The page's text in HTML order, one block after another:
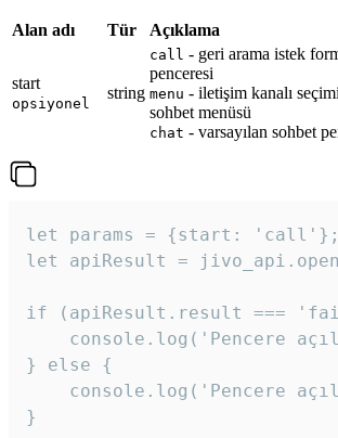
Alan adı Tür Açıklama
start
opsiyonel
string
call - geri arama istek
penceresi
menu - iletişim kanalı
sohbet menüsü
chat - varsayılan sohbet
let params = {start: 'call'};
let apiResult =
if (apiResult.result ===
console.log('Pencere
} else {
console.log('Pencere
}